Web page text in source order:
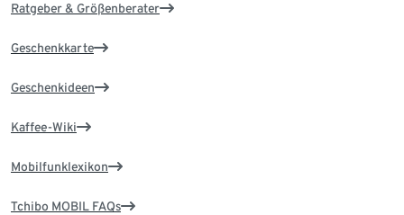
Ratgeber & Größenberater
Geschenkkarte
Geschenkideen
Kaffee-Wiki
Mobilfunklexikon
Tchibo MOBIL FAQs